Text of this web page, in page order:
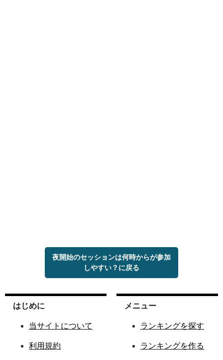
夜開始のセッションは何時からが参加
しやすい？に戻る
はじめに
当サイトについて
利用規約
メニュー
ランキングを探す
ランキングを作る